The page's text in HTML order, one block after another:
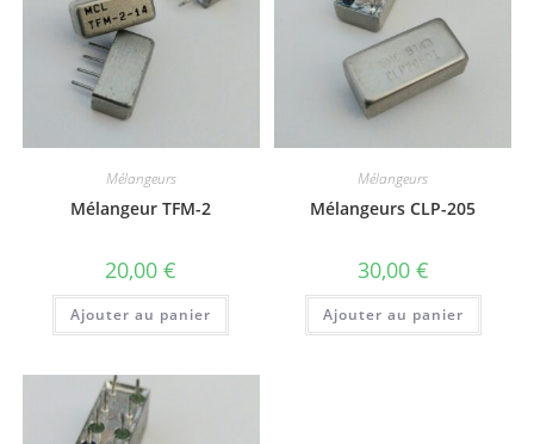
Mélangeurs
Mélangeur TFM-2
20,00€
Ajouter au panier
Mélangeurs
Mélangeurs CLP-205
30,00 €
Ajouter au panier